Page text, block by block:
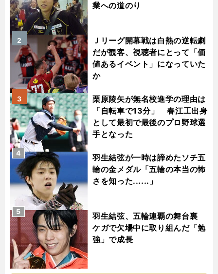
業への道のり
Ｊリーグ開幕戦は白熱の逆転劇
だが観客、視聴者にとって「価
値あるイベント」になっていた
か
2
栗原陵矢が無名校進学の理由は
「自転車で13分」 春江工出身
として最初で最後のプロ野球選
手となった
3
羽生結弦が一時は諦めたソチ五
輪の金メダル「五輪の本当の怖
さを知った......」
4
羽生結弦、五輪連覇の舞台裏
ケガで欠場中に取り組んだ「勉
強」で成長
5